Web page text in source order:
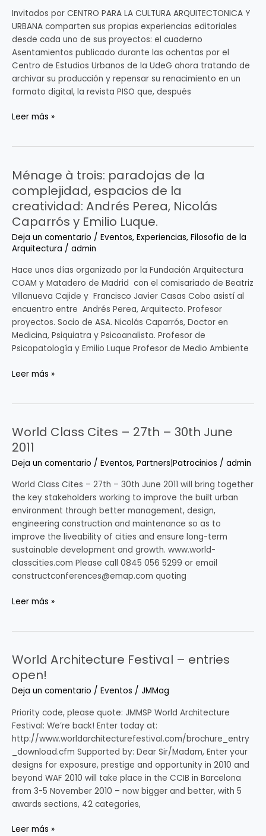
Invitados por CENTRO PARA LA CULTURA ARQUITECTONICA Y
URBANA comparten sus propias experiencias editoriales
desde cada uno de sus proyectos: el cuaderno
Asentamientos publicado durante las ochentas por el
Centro de Estudios Urbanos de la UdeG ahora tratando de
archivar su producción y repensar su renacimiento en un
formato digital, la revista PISO que, después
de
revistas
de
arquitectura
en
Guadalajara.
Leer más »
Ménage à trois: paradojas de la
complejidad, espacios de la
creatividad: Andrés Perea, Nicolás
Caparrós y Emilio Luque.
Deja un comentario / Eventos, Experiencias, Filosofia de la
Arquitectura / admin
Hace unos días organizado por la Fundación Arquitectura
COAM y Matadero de Madrid con el comisariado de Beatriz
Villanueva Cajide y Francisco Javier Casas Cobo asistí al
encuentro entre Andrés Perea, Arquitecto. Profesor
proyectos. Socio de ASA. Nicolás Caparrós, Doctor en
Medicina, Psiquiatra y Psicoanalista. Profesor de
Psicopatología y Emilio Luque Profesor de Medio Ambiente
Ménage
à
paradojas
de
la
complejidad,
espacios
de
la
creatividad:
Perea,
Nicolás
Caparrós
yLeer más »
World Class Cites – 27th – 30th June
2011
Deja un comentario / Eventos, Partners|Patrocinios / admin
World Class Cites – 27th – 30th June 2011 will bring together
the key stakeholders working to improve the built urban
environment through better management, design,
engineering construction and maintenance so as to
improve the liveability of cities and ensure long-term
sustainable development and growth. www.world-
classcities.com Please call 0845 056 5299 or email
constructconferences@emap.com quoting
World
Class
–
27th
–
30th
June
2011
Leer más »
World Architecture Festival – entries
open!
Deja un comentario / Eventos / JMMag
Priority code, please quote: JMMSP World Architecture
Festival: We’re back! Enter today at:
http://www.worldarchitecturefestival.com/brochure_entry
_download.cfm Supported by: Dear Sir/Madam, Enter your
designs for exposure, prestige and opportunity in 2010 and
beyond WAF 2010 will take place in the CCIB in Barcelona
from 3-5 November 2010 – now bigger and better, with 5
awards sections, 42 categories,
World
Architecture
Festival
–
entries
open!
Leer más »